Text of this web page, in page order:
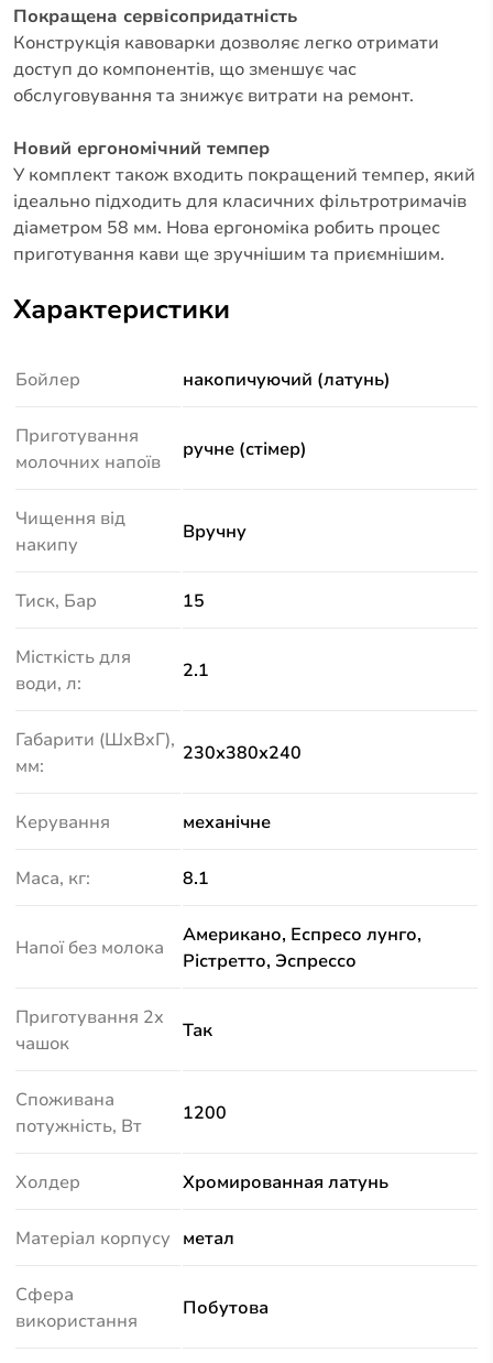
Покращена сервісопридатність
Конструкція кавоварки дозволяє легко отримати
доступ до компонентів, що зменшує час
обслуговування та знижує витрати на ремонт.
Новий ергономічний темпер
У комплект також входить покращений темпер, який
ідеально підходить для класичних фільтротримачів
діаметром 58 мм. Нова ергономіка робить процес
приготування кави ще зручнішим та приємнішим.
Характеристики
Бойлер накопичуючий (латунь)
Приготування
молочних напоїв
ручне (стімер)
Чищення від
накипу
Вручну
Тиск, Бар 15
Місткість для
води, л:
2.1
Габарити (ШхВхГ),
мм:
230х380х240
Керування механічне
Маса, кг: 8.1
Напої без молока
Американо, Еспресо лунго,
Рістретто, Эспрессо
Приготування 2х
чашок
Так
Споживана
потужність, Вт
1200
Холдер Хромированная латунь
Матеріал корпусу метал
Сфера
використання
Побутова